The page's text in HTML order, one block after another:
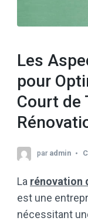
Les
pour
Court de
par admin
La rénovation
est une
nécessitant